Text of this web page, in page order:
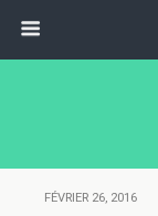
FÉVRIER 26, 2016